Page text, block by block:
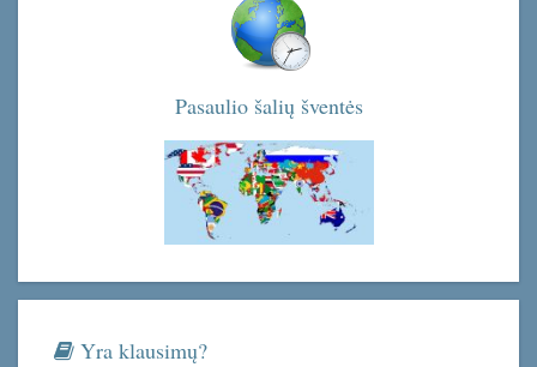
Pasaulio šalių šventės
Yra klausimų?